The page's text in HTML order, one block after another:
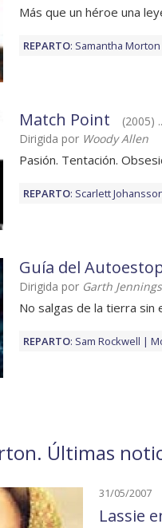
Más que un héroe una
REPARTO: Samantha Morton
Match Point
(2005)
Dirigida por Woody Allen
Pasión. Tentación.
REPARTO: Scarlett
Guía del
Dirigida por Garth Jennings
No salgas de la tierra sin
REPARTO: Sam Rockwell
Últimas
31/05/2007
Lassie